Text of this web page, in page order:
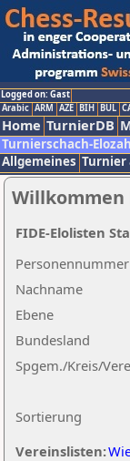
Logged on: Gast
Arabic ARM AZE BIH BUL
Home TurnierDB
Turnierschach-
Allgemeines Turnier
Willkommen
Nachname
Ebene
Sortierung
Personennummer
Bundesland
Spgem./Kreis/
Vereinslisten:
FIDE-Elolisten